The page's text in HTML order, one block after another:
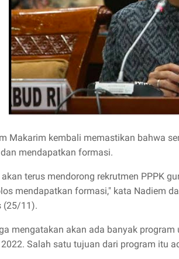
Makarim kembali memastikan bahwa
dan mendapatkan formasi.
terus mendorong rekrutmen PPPK
mendapatkan formasi," kata Nadiem
(25/11).
mengatakan akan ada banyak
Salah satu tujuan dari program itu